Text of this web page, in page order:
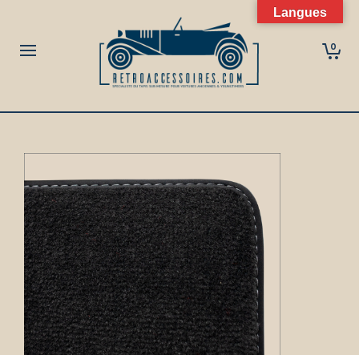
0
Langues